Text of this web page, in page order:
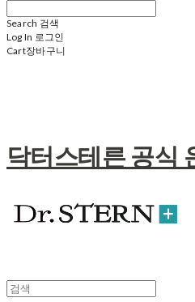
Search 검색
Log In 로그인
Cart장바구니
닥터스테른 공식